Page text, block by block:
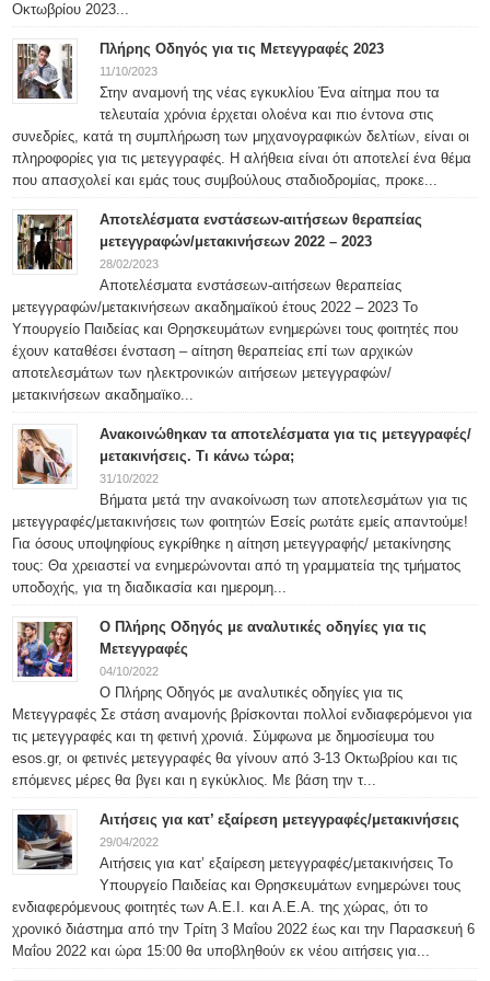
Οκτωβρίου 2023...
Πλήρης Οδηγός για τις Μετεγγραφές 2023
11/10/2023
Στην αναμονή της νέας εγκυκλίου Ένα αίτημα που τα
τελευταία χρόνια έρχεται ολοένα και πιο έντονα στις
συνεδρίες, κατά τη συμπλήρωση των μηχανογραφικών δελτίων, είναι οι
πληροφορίες για τις μετεγγραφές. Η αλήθεια είναι ότι αποτελεί ένα θέμα
που απασχολεί και εμάς τους συμβούλους σταδιοδρομίας, προκε...
Αποτελέσματα ενστάσεων-αιτήσεων θεραπείας
μετεγγραφών/μετακινήσεων 2022 – 2023
28/02/2023
Αποτελέσματα ενστάσεων-αιτήσεων θεραπείας
μετεγγραφών/μετακινήσεων ακαδημαϊκού έτους 2022 – 2023 Το
Υπουργείο Παιδείας και Θρησκευμάτων ενημερώνει τους φοιτητές που
έχουν καταθέσει ένσταση – αίτηση θεραπείας επί των αρχικών
αποτελεσμάτων των ηλεκτρονικών αιτήσεων μετεγγραφών/
μετακινήσεων ακαδημαϊκο...
Ανακοινώθηκαν τα αποτελέσματα για τις μετεγγραφές/
μετακινήσεις. Τι κάνω τώρα;
31/10/2022
Βήματα μετά την ανακοίνωση των αποτελεσμάτων για τις
μετεγγραφές/μετακινήσεις των φοιτητών Εσείς ρωτάτε εμείς απαντούμε!
Για όσους υποψηφίους εγκρίθηκε η αίτηση μετεγγραφής/ μετακίνησης
τους: Θα χρειαστεί να ενημερώνονται από τη γραμματεία της τμήματος
υποδοχής, για τη διαδικασία και ημερομη...
Ο Πλήρης Οδηγός με αναλυτικές οδηγίες για τις
Μετεγγραφές
04/10/2022
Ο Πλήρης Οδηγός με αναλυτικές οδηγίες για τις
Μετεγγραφές Σε στάση αναμονής βρίσκονται πολλοί ενδιαφερόμενοι για
τις μετεγγραφές και τη φετινή χρονιά. Σύμφωνα με δημοσίευμα του
esos.gr, οι φετινές μετεγγραφές θα γίνουν από 3-13 Οκτωβρίου και τις
επόμενες μέρες θα βγει και η εγκύκλιος. Με βάση την τ...
Αιτήσεις για κατ’ εξαίρεση μετεγγραφές/μετακινήσεις
29/04/2022
Αιτήσεις για κατ’ εξαίρεση μετεγγραφές/μετακινήσεις Το
Υπουργείο Παιδείας και Θρησκευμάτων ενημερώνει τους
ενδιαφερόμενους φοιτητές των Α.Ε.Ι. και Α.Ε.Α. της χώρας, ότι το
χρονικό διάστημα από την Τρίτη 3 Μαΐου 2022 έως και την Παρασκευή 6
Μαΐου 2022 και ώρα 15:00 θα υποβληθούν εκ νέου αιτήσεις για...